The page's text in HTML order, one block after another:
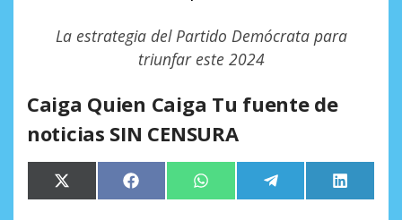
La estrategia del Partido Demócrata para
triunfar este 2024
Caiga Quien Caiga Tu fuente de
noticias SIN CENSURA
Compartir
en
X
(Twitter)
Compartir
en
Facebook Compartir
en
WhatsApp Compartir
en
Telegram
en
LinkedIn